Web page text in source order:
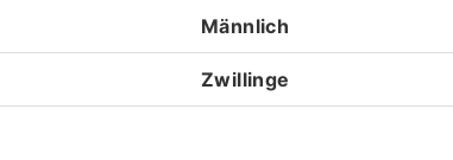
Männlich
Zwillinge